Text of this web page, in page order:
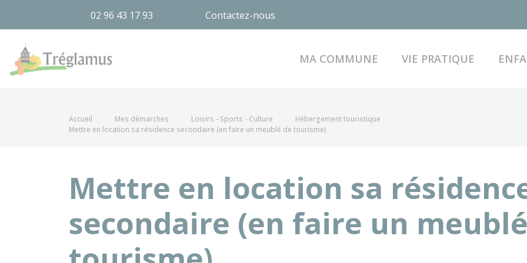
02 96 43 17 93 Contactez-nous
MA COMMUNE VIE PRATIQUE
Accueil Mes démarches Loisirs - Sports - Culture
Hébergement touristique
Mettre en location sa résidence secondaire (en faire un meublé de tourisme)
Mettre en location sa
secondaire (en faire un